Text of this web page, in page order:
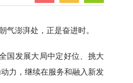
气澎湃处，正是奋进时。
国发展大局中定好位、挑大
力，继续在服务和融入新发